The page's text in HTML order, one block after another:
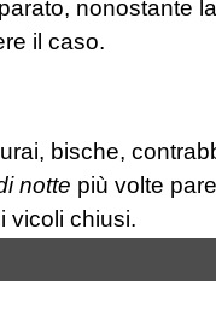
nonostante
il caso.
bische,
notte più volte
vicoli chiusi.